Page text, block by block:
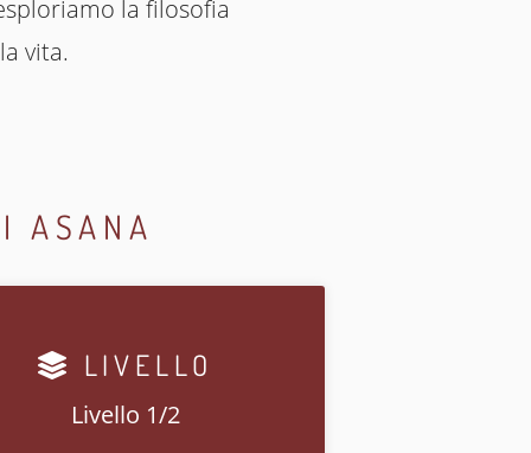
la filosofia
vita.
ASANA
LIVELLO
Livello 1/2